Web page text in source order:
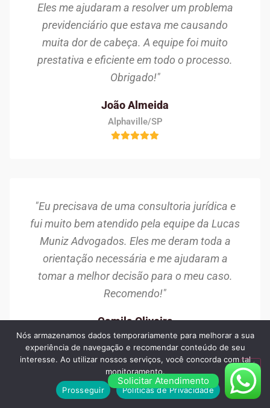
Eles me ajudaram a resolver um problema
previdenciário que estava me causando
muita dor de cabeça. A equipe foi muito
prestativa e eficiente em todo o processo.
Obrigado!"
João Almeida
Alphaville/SP
"Eu precisava de uma consultoria jurídica e
fui muito bem atendido pela equipe da Lucas
Muniz Advogados. Eles me deram toda a
orientação necessária e me ajudaram a
tomar a melhor decisão para o meu caso.
Recomendo!"
Camila Oliveira
Santo Amaro/SP
Solicitar Atendimento
Nós armazenamos dados temporariamente para melhorar a sua
experiência de navegação e recomendar conteúdo de seu
interesse. Ao utilizar nossos serviços, você concorda com tal
monitoramento.
Prosseguir
Políticas de Privacidade